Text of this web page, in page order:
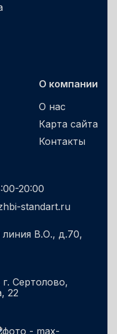
О компании
О нас
Карта сайта
Контакты
20:00
standart.ru
В.О., д.70,
г. Сертолово,
22